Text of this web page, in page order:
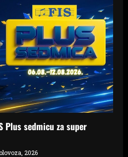
Plus sedmicu za super
2026